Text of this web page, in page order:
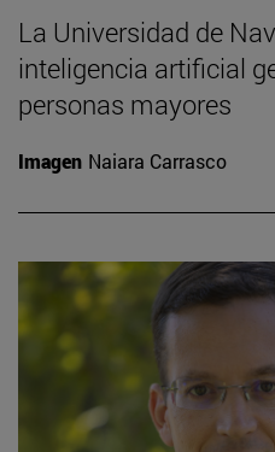
La Universidad de
inteligencia artificial
personas mayores
Imagen Naiara Carrasco